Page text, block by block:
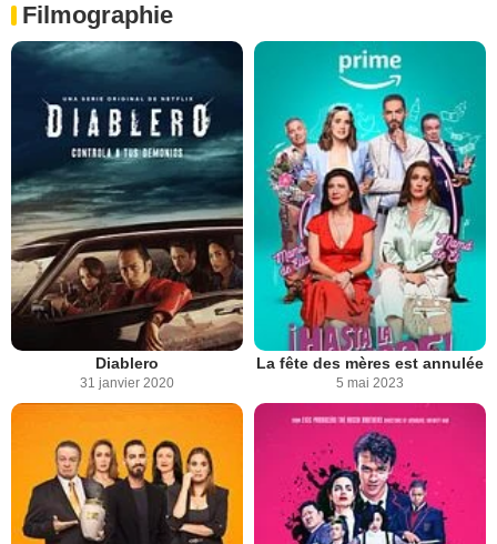
Filmographie
Diablero
31 janvier 2020
La fête des mères est annulée
5 mai 2023